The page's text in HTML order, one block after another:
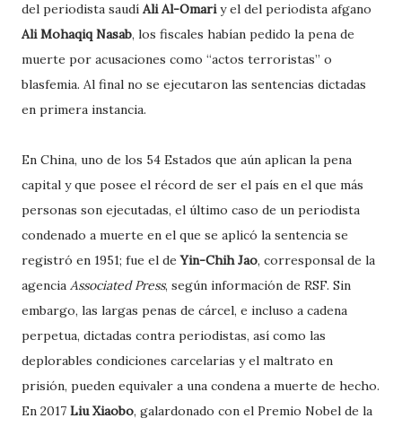
del periodista saudí Ali Al-Omariy el del periodista afgano
Ali Mohaqiq Nasab, los fiscales habían pedido la pena de
muerte por acusaciones como “actos terroristas” o
blasfemia. Al final no se ejecutaron las sentencias dictadas
en primera instancia.
En China, uno de los 54 Estados que aún aplican la pena
capital y que posee el récord de ser el país en el que más
personas son ejecutadas, el último caso de un periodista
condenado a muerte en el que se aplicó la sentencia se
registró en 1951; fue el deYin-Chih Jao, corresponsal de la
agencia Associated Press, según información de RSF. Sin
embargo, las largas penas de cárcel, e incluso a cadena
perpetua, dictadas contra periodistas, así como las
deplorables condiciones carcelarias y el maltrato en
prisión, pueden equivaler a una condena a muerte de hecho.
En 2017 Liu Xiaobo, galardonado con el Premio Nobel de la